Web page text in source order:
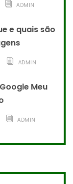
ADMIN
e quais são
ADMIN
Meu
ADMIN